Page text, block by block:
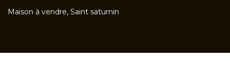
Maison à vendre, Saint saturnin